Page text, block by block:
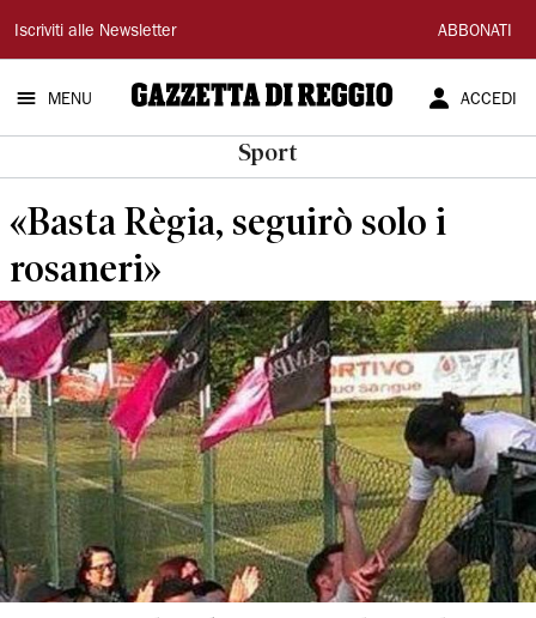
Gazzetta
di
Reggio
Iscriviti alle Newsletter ABBONATI
MENU ACCEDI
Sport
«Basta Règia, seguirò solo i
rosaneri»